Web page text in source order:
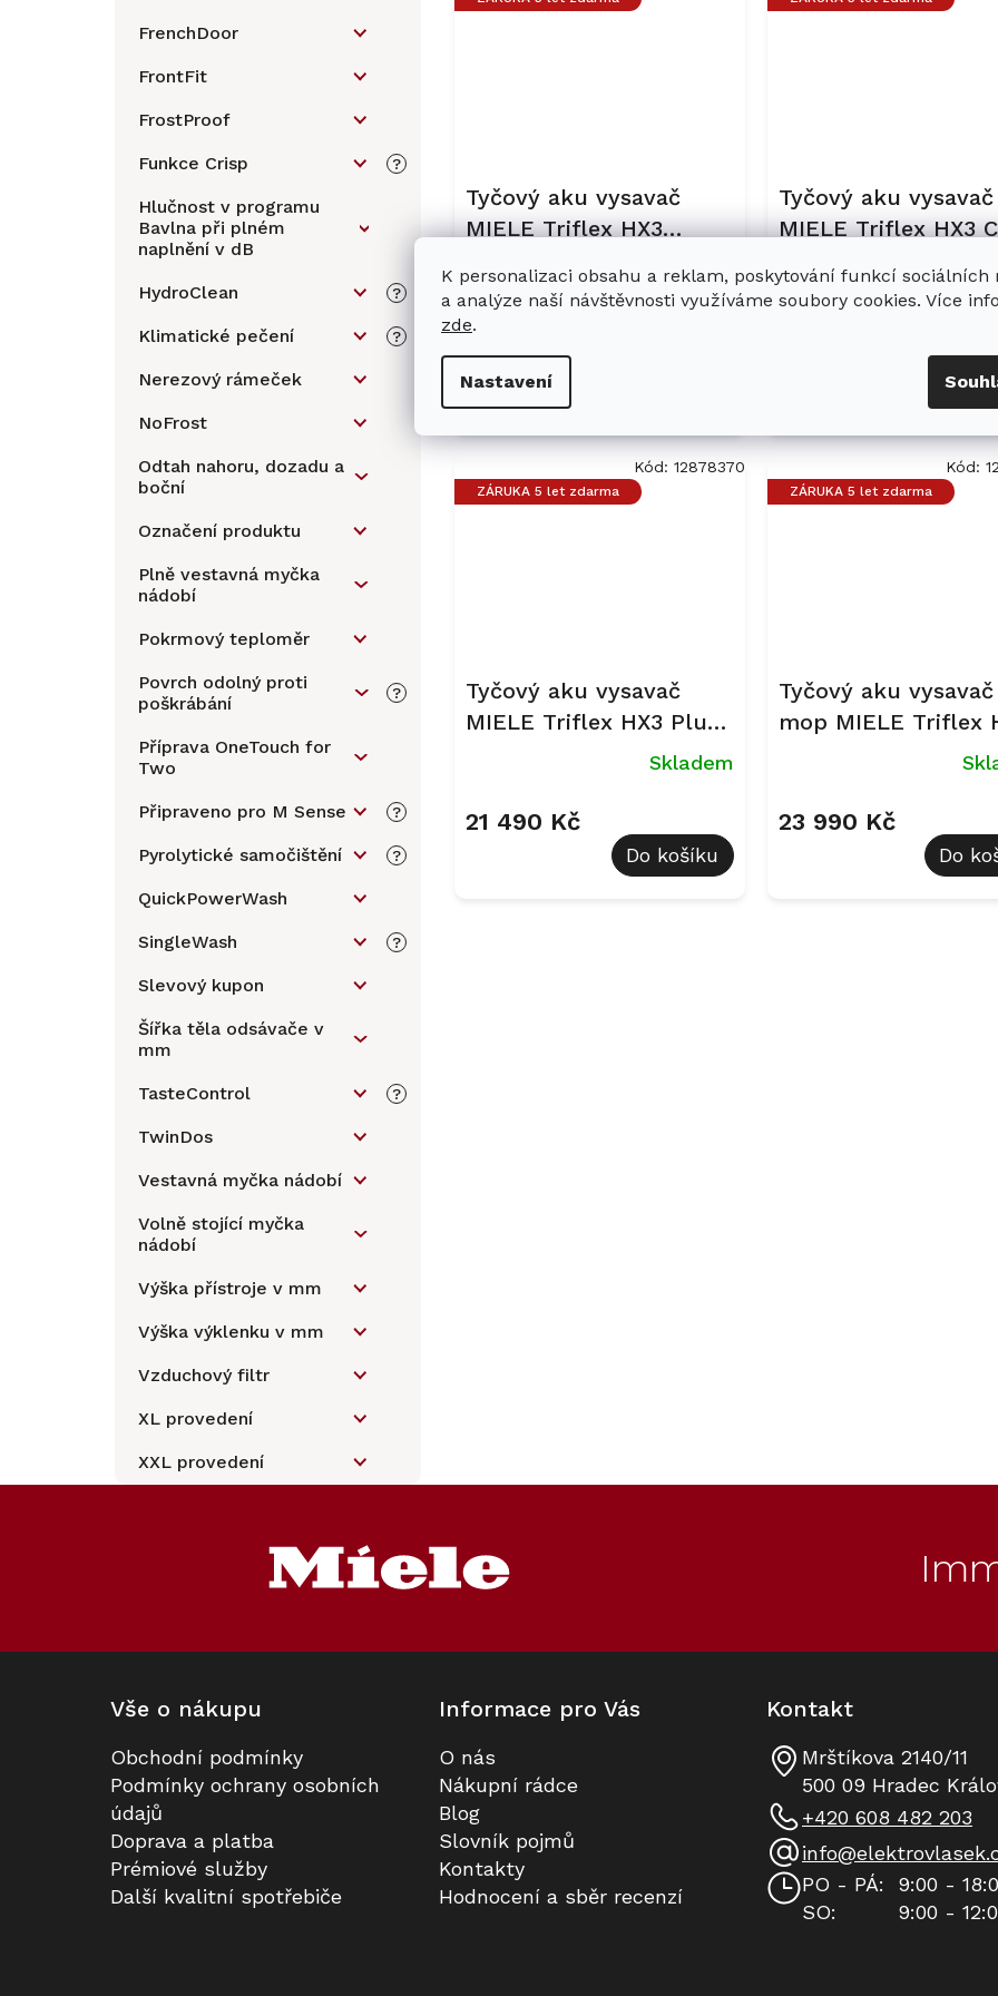
K personalizaci obsahu a reklam, poskytování funkcí sociálních
a analýze naší návštěvnosti využíváme soubory cookies. Více
zde.
Nastavení
FrenchDoor
FrontFit
FrostProof
Funkce Crisp ?
Hlučnost v programu
Bavlna při plném
naplnění v dB
HydroClean ?
Klimatické pečení ?
Nerezový rámeček
NoFrost
Odtah nahoru, dozadu a
boční
Označení produktu
Plně vestavná myčka
nádobí
Pokrmový teploměr
Povrch odolný proti
poškrábání
?
Příprava OneTouch for
Two
Připraveno pro M Sense ?
Pyrolytické samočištění ?
QuickPowerWash
SingleWash ?
Slevový kupon
Šířka těla odsávače v
mm
TasteControl ?
TwinDos
Vestavná myčka nádobí
Volně stojící myčka
nádobí
Výška přístroje v mm
Výška výklenku v mm
Vzduchový filtr
XL provedení
XXL provedení
Tyčový aku vysavač
MIELE Triflex HX3
Skladem
17 490 Kč
Tyčový aku vysavač
MIELE Triflex HX3
Do
ZÁRUKA 5 let zdarma
Tyčový aku vysavač
MIELE Triflex HX3 Plus
Titanová PearlFinishSkladem
21 490 Kč
Do košíku
Kód: 12878370
ZÁRUKA 5 let zdarma
Tyčový aku
mop MIELE Triflex
Plus Aqua Obsidian
23 990 Kč
Do
Kód:
Vše o nákupu
Obchodní podmínky
Podmínky ochrany osobních
údajů
Doprava a platba
Prémiové služby
Další kvalitní spotřebiče
Informace pro Vás
O nás
Nákupní rádce
Blog
Slovník pojmů
Kontakty
Hodnocení a sběr recenzí
Kontakt
Mrštíkova 2140/11
500 09 Hradec
PO - PÁ:
9:00 -
SO:
9:00 -
info@
+420 608 482 203